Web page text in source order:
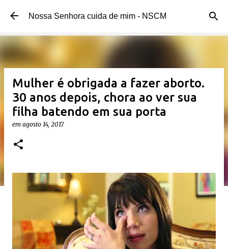
Pular para o conteúdo principal
Nossa Senhora cuida de mim - NSCM
Mulher é obrigada a fazer aborto.
30 anos depois, chora ao ver sua
filha batendo em sua porta
em agosto 14, 2017